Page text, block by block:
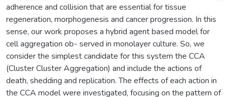
adherence and collision that are essential for tissue
regeneration, morphogenesis and cancer progression. In this
sense, our work proposes a hybrid agent based model for
cell aggregation ob- served in monolayer culture. So, we
consider the simplest candidate for this system the CCA
(Cluster Cluster Aggregation) and include the actions of
death, shedding and replication. The effects of each action in
the CCA model were investigated, focusing on the pattern of